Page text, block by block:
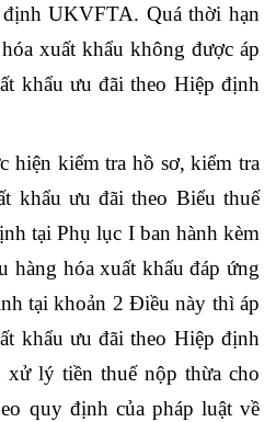
UKVFTA. Quá thời hạn
xuất khẩu không được áp
khẩu ưu đãi theo Hiệp định
hiện kiểm tra hồ sơ, kiểm tra
khẩu ưu đãi theo Biểu thuế
tại Phụ lục I ban hành kèm
hàng hóa xuất khẩu đáp ứng
tại khoản 2 Điều này thì áp
khẩu ưu đãi theo Hiệp định
lý tiền thuế nộp thừa cho
quy định của pháp luật về